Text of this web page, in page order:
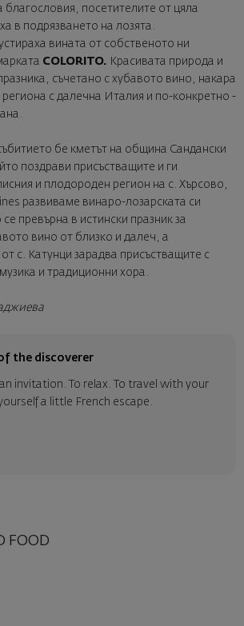
посетителите от цяла
в подрязването на лозята.
вината от собственото ни
COLORITO. Красивата природа и
съчетано с хубавото вино, накара
с далечна Италия и по-конкретно -
бе кметът на община Сандански
поздрави присъстващите и ги
и плодороден регион на с. Хърсово,
развиваме винаро-лозарската си
превърна в истински празник за
вино от близко и далеч, а
с. Катунци зарадва присъстващите с
и традиционни хора.
the discoverer
invitation. To relax. To travel with your
a little French escape.
FOOD